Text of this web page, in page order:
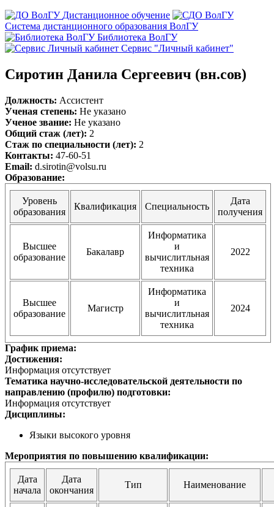
Дистанционное обучение
Система дистанционного образования ВолГУ
Библиотека ВолГУ
Сервис "Личный кабинет"
Сиротин Данила Сергеевич (вн.сов)
Должность: Ассистент
Ученая степень: Не указано
Ученое звание: Не указано
Общий стаж (лет): 2
Стаж по специальности (лет): 2
Контакты: 47-60-51
Email: d.sirotin@volsu.ru
Образование:
Уровень
образования
Квалификация Специальность
Дата
получения
Высшее
образование
Бакалавр
Информатика
и
вычислитльная
техника
2022
Высшее
образование
Магистр
Информатика
и
вычислитльная
техника
2024
График приема:
Достижения:
Информация отсутствует
Тематика научно-исследовательской деятельности по
направлению (профилю) подготовки:
Информация отсутствует
Дисциплины:
Языки высокого уровня
Мероприятия по повышению квалификации:
Дата
начала
Дата
окончания
Тип Наименование